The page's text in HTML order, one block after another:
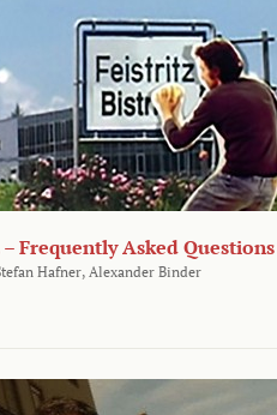
– Frequently Asked Questions
Hafner, Alexander Binder